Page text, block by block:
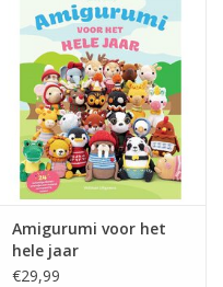
Amigurumi voor het
hele jaar
€29,99